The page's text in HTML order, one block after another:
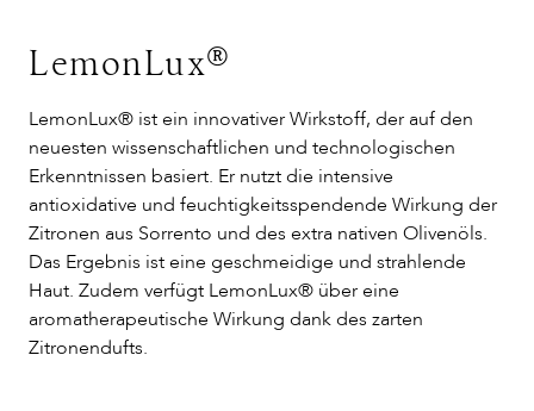
LemonLux®
LemonLux® ist ein innovativer Wirkstoff, der auf den
neuesten wissenschaftlichen und technologischen
Erkenntnissen basiert. Er nutzt die intensive
antioxidative und feuchtigkeitsspendende Wirkung der
Zitronen aus Sorrento und des extra nativen Olivenöls.
Das Ergebnis ist eine geschmeidige und strahlende
Haut. Zudem verfügt LemonLux® über eine
aromatherapeutische Wirkung dank des zarten
Zitronendufts.